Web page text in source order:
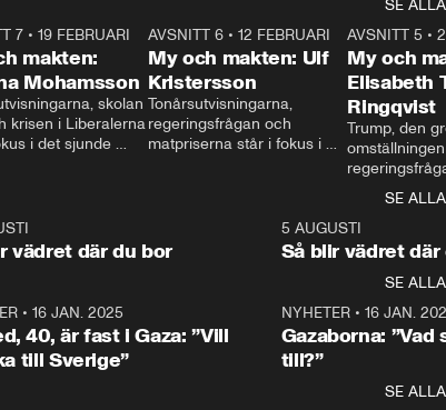
SE ALLA
24:30
7• 19 FEBRUARI
makten:
Mohamsson
skolan
krisen i Liberalerna
i det sjunde
My
ställer
och
till svars.
27:30
AVSNITT 6 •12 FEBRUARI
My och makten: Ulf
Kristersson
Tonårsutvisningarna,
regeringsfrågan och
matpriserna står i fokus i
Rohwedder ställer
statsminister Ulf Kristersson
AVSNITT 5 •
My och
Elisabeth
Ringqvist
Trump, den
centrum i
avsnittet av
Makten”. Se
Aftonbladets
Rohwedder
Thand Ring
SE ALLA
vädret där du bor
5 AUGUSTI
Så blir vädret där
SE ALLA
• 16 JAN. 2025
40, är fast i Gaza: ”Vill
till Sverige”
NYHETER• 16 JAN.
Gazaborna:
till?”
SE ALLA